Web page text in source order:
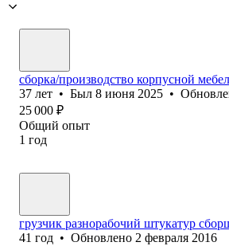
сборка/производство корпусной
37 лет • Был 8 июня 2025 •
25 000 ₽
Общий опыт
1 год
грузчик разнорабочий штукатур
41 год • Обновлено 2 февраля 2016